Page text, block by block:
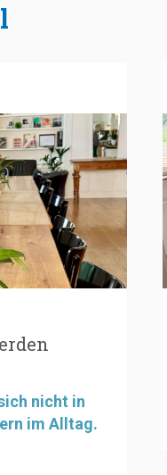
nicht in
im Alltag.